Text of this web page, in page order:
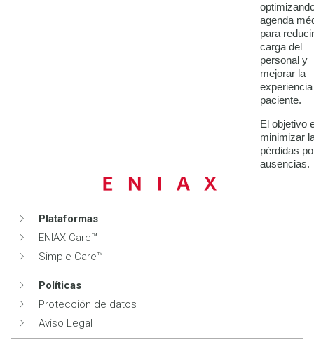
agenda
para
carga del
personal y
mejorar la
paciente.
El objetivo
minimizar
pérdidas
ausencias.
Plataformas
ENIAX Care™
Simple Care™
Políticas
Protección de datos
Aviso Legal